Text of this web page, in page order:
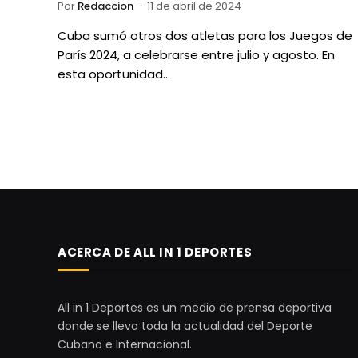
Por Redaccion 11 de abril de 2024
Cuba sumó otros dos atletas para los Juegos de
París 2024, a celebrarse entre julio y agosto. En
esta oportunidad…
ACERCA DE ALL IN 1 DEPORTES
All in 1 Deportes es un medio de prensa deportiva
donde se lleva toda la actualidad del Deporte
Cubano e Internacional.